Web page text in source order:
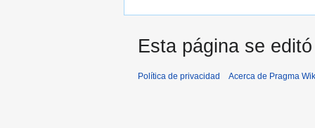
Esta página se
Política de privacidad Acerca de Pragma